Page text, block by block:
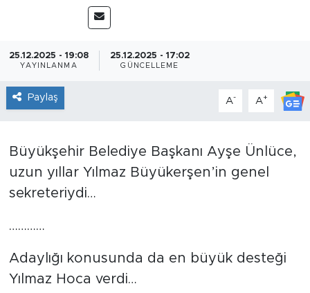
25.12.2025 - 19:08
YAYINLANMA
25.12.2025 - 17:02
GÜNCELLEME
Paylaş A- A+
Büyükşehir Belediye Başkanı Ayşe Ünlüce,
uzun yıllar Yılmaz Büyükerşen’in genel
sekreteriydi…
…………
Adaylığı konusunda da en büyük desteği
Yılmaz Hoca verdi…
Sağlık
Kültür Sanat
Resmi İlanlar
Söyleşi
Foto Şaka
Teknoloji
Tüm Manşetler
Son Dakika Haberleri
Haber Arşivi